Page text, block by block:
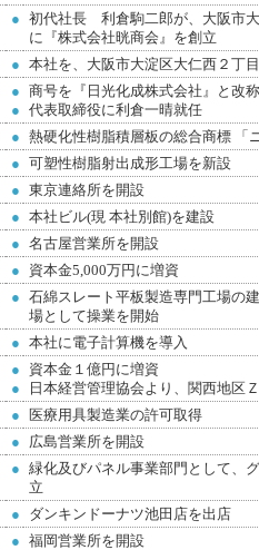
● 初代社長 利倉駒二郎が、大阪市
に『株式会社晄商会』を創立
● 本社を、大阪市大淀区大仁西２丁
●
●
商号を『日光化成株式会社』と改称
代表取締役に利倉一晴就任
● 熱硬化性樹脂積層板の総合商標 「
● 可塑性樹脂射出成形工場を新設
● 東京連絡所を開設
● 本社ビル(現 本社別館)を建設
● 名古屋営業所を開設
●
資本金5,000万円に増資
● 石綿スレート平板製造専門工場の
場として操業を開始
● 本社に電子計算機を導入
●
●
資本金１億円に増資
日本経営管理協会より、関西地区
●
医療用具製造業の許可取得
●
広島営業所を開設
● 緑化及びパネル事業部門として、
立
●
ダンキンドーナツ池田店を出店
● 福岡営業所を開設